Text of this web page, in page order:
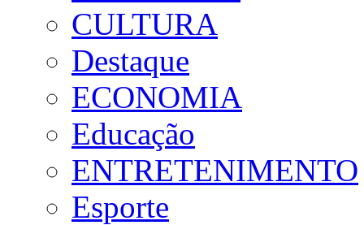
CULTURA
Destaque
ECONOMIA
Educação
ENTRETENIMENTO
Esporte